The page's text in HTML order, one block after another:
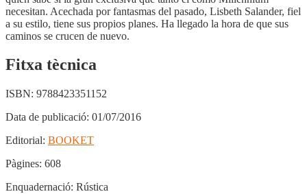
necesitan. Acechada por fantasmas del pasado, Lisbeth Salander, fiel
a su estilo, tiene sus propios planes. Ha llegado la hora de que sus
caminos se crucen de nuevo.
Fitxa tècnica
ISBN: 9788423351152
Data de publicació: 01/07/2016
Editorial: BOOKET
Pàgines: 608
Enquadernació: Rústica